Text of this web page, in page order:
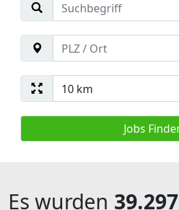
Es wurden 39.297